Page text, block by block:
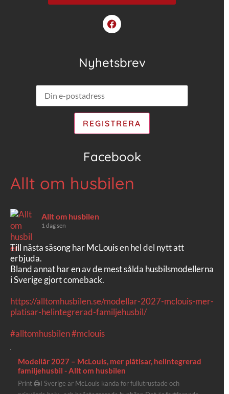
Nyhetsbrev
Facebook
Allt om husbilen
Allt om husbilen
1 dag sen
Till nästa säsong har McLouis en hel del nytt att
erbjuda.
Bland annat har en av de mest sålda husbilsmodellerna
i Sverige gjort comeback.
https://alltomhusbilen.se/modellar-2027-mclouis-mer-
platisar-helintegrerad-familjehusbil/
#alltomhusbilen#mclouis
Modellår 2027 – McLouis, mer plåtisar, helintegrerad
familjehusbil - Allt om husbilen